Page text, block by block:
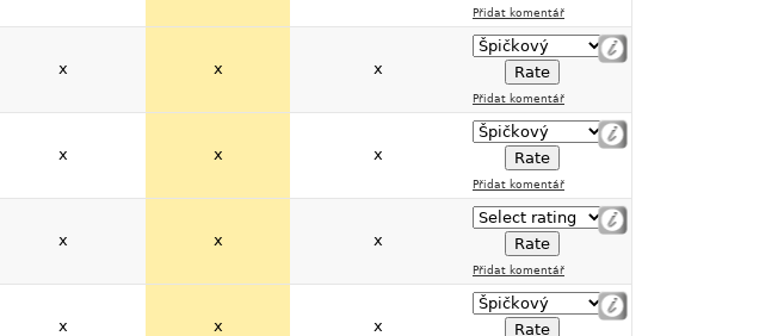
Přidat komentář
x x x
Přidat komentář
x x x
Přidat komentář
x x x
Přidat komentář
x x x